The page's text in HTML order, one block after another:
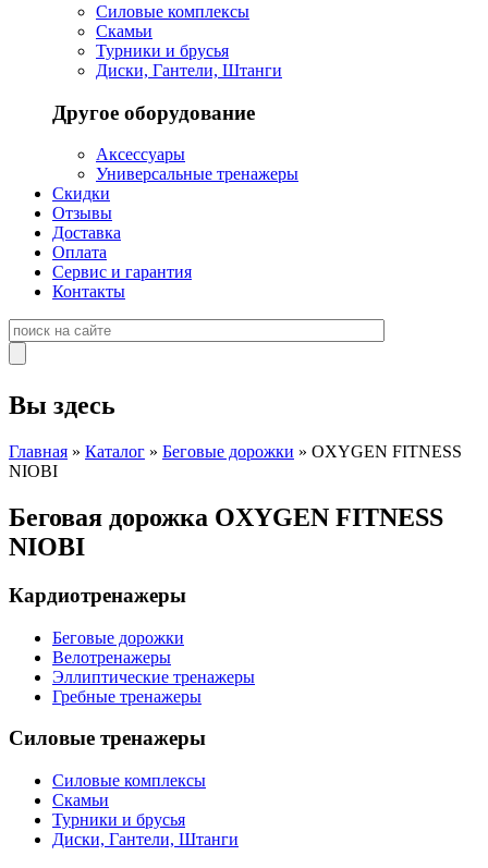
Силовые комплексы
Скамьи
Турники и брусья
Диски, Гантели, Штанги
Другое оборудование
Аксессуары
Универсальные тренажеры
Скидки
Отзывы
Доставка
Оплата
Сервис и гарантия
Контакты
Вы здесь
Главная » Каталог » Беговые дорожки » OXYGEN FITNESS
NIOBI
Беговая дорожка OXYGEN FITNESS
NIOBI
Кардиотренажеры
Беговые дорожки
Велотренажеры
Эллиптические тренажеры
Гребные тренажеры
Силовые тренажеры
Силовые комплексы
Скамьи
Турники и брусья
Диски, Гантели, Штанги